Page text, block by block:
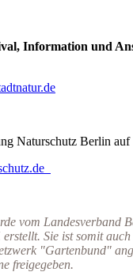
Information und
Naturschutz Berlin auf
vom Landesverband
Sie ist somit
"Gartenbund"
freigegeben.